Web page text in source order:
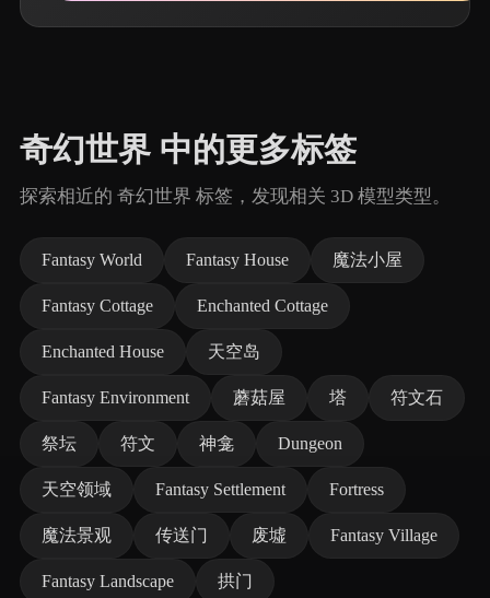
奇幻世界 中的更多标签
探索相近的 奇幻世界 标签，发现相关 3D 模型类型。
Fantasy World Fantasy House 魔法小屋
Fantasy Cottage Enchanted Cottage
Enchanted House 天空岛
Fantasy Environment 蘑菇屋 塔 符文石
祭坛 符文 神龛 Dungeon
天空领域 Fantasy Settlement Fortress
魔法景观 传送门 废墟 Fantasy Village
Fantasy Landscape 拱门